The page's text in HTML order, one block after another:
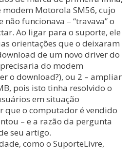
modem Motorola SM56, cujo
funcionava – “travava” o
Ao ligar para o suporte, ele
orientações que o deixaram
de um novo driver do
do modem
o download?), ou 2 – ampliar
pois isto tinha resolvido o
em situação
que o computador é vendido
– e a razão da pergunta
seu artigo.
como o SuporteLivre,